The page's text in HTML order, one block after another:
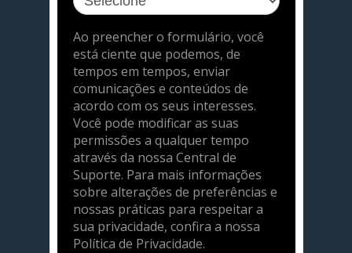
Ao preencher o formulário, você
está ciente que podemos, de
tempos em tempos, enviar
comunicações e conteúdos de
acordo com os seus interesses.
Você pode modificar as suas
permissões a qualquer tempo
através da nossa Central de
Suporte. Para mais informações
sobre alterações de preferências e
nossas práticas para respeitar a
sua privacidade, confira a nossa
Política de Privacidade.